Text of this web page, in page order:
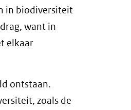
in biodiversiteit
want in
elkaar
ontstaan.
zoals de